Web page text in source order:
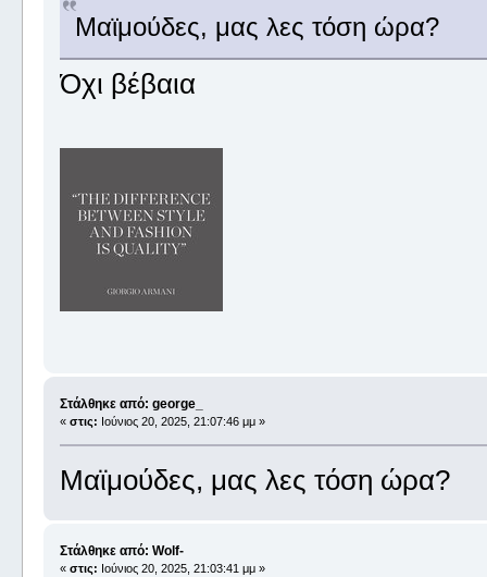
Μαϊμούδες, μας λες τόση ώρα?
Όχι βέβαια
Στάλθηκε από: george_
« στις: Ιούνιος 20, 2025, 21:07:46 μμ »
Μαϊμούδες, μας λες τόση ώρα?
Στάλθηκε από: Wolf-
« στις: Ιούνιος 20, 2025, 21:03:41 μμ »